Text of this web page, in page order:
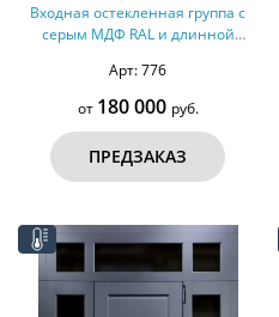
Входная остекленная группа с
серым МДФ RAL и длинной
Арт: 776
от 180 000 руб.
ПРЕДЗАКАЗ